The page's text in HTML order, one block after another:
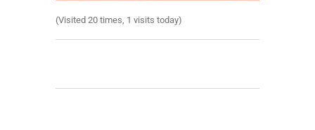
(Visited 20 times, 1 visits today)